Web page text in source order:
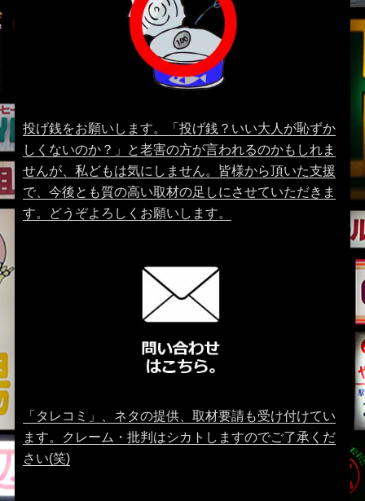
投げ銭をお願いします。「投げ銭？いい大人が恥ずか
しくないのか？」と老害の方が言われるのかもしれま
せんが、私どもは気にしません。皆様から頂いた支援
で、今後とも質の高い取材の足しにさせていただきま
す。どうぞよろしくお願いします。
「タレコミ」、ネタの提供、取材要請も受け付けてい
ます。クレーム・批判はシカトしますのでご了承くだ
さい(笑)